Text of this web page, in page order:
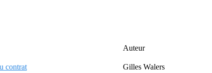
Auteur
contrat Gilles Walers